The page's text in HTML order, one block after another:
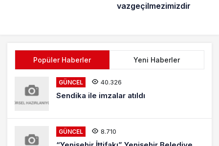
vazgeçilmezimizdir
Popüler Haberler Yeni Haberler
GÜNCEL 40.326
Sendika ile imzalar atıldı
GÜNCEL 8.710